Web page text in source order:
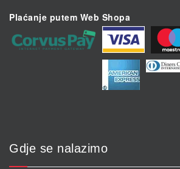
Plaćanje putem Web Shopa
Gdje se nalazimo